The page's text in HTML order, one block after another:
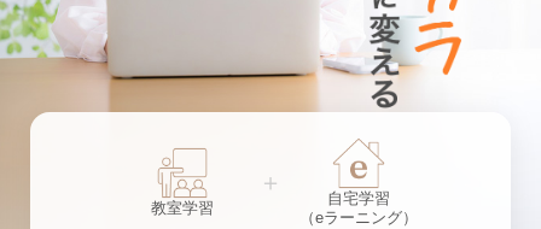
教室学習
＋
自宅学習
（eラーニング）